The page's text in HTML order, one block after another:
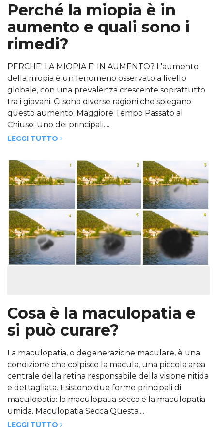
Perché la miopia è in
aumento e quali sono i
rimedi?
PERCHE' LA MIOPIA E' IN AUMENTO? L'aumento
della miopia è un fenomeno osservato a livello
globale, con una prevalenza crescente soprattutto
tra i giovani. Ci sono diverse ragioni che spiegano
questo aumento: Maggiore Tempo Passato al
Chiuso: Uno dei principali....
LEGGI TUTTO
Cosa è la maculopatia e
si può curare?
La maculopatia, o degenerazione maculare, è una
condizione che colpisce la macula, una piccola area
centrale della retina responsabile della visione nitida
e dettagliata. Esistono due forme principali di
maculopatia: la maculopatia secca e la maculopatia
umida. Maculopatia Secca Questa....
LEGGI TUTTO